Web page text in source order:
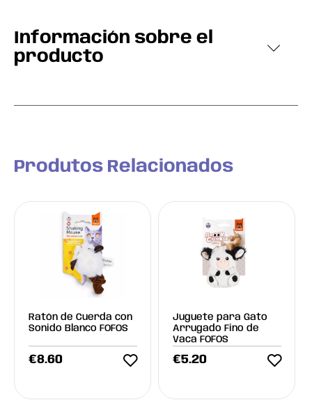
Información sobre el
producto
Produtos Relacionados
Ratón de Cuerda con
Sonido Blanco FOFOS
€8.60
Juguete para Gato
Arrugado Fino de
Vaca FOFOS
€5.20